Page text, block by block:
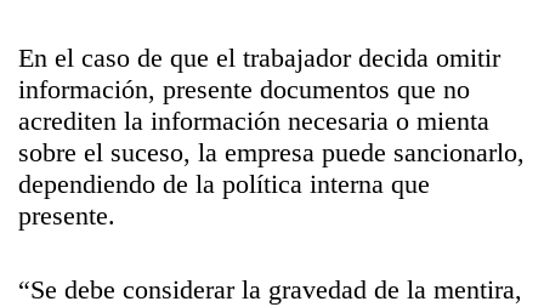
En el caso de que el trabajador decida omitir
información, presente documentos que no
acrediten la información necesaria o mienta
sobre el suceso, la empresa puede sancionarlo,
dependiendo de la política interna que
presente.
“Se debe considerar la gravedad de la mentira,